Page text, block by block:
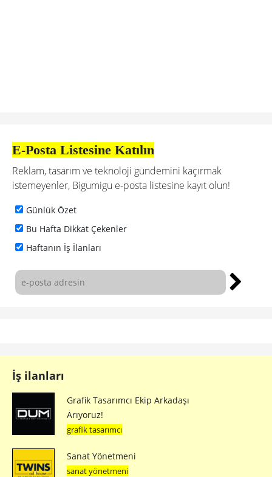
E-Posta Listesine Katılın
Reklam, tasarım ve teknoloji gündemini kaçırmak
istemeyenler, Bigumigu e-posta listesine kayıt olun!
Günlük Özet
Bu Hafta Dikkat Çekenler
Haftanın İş İlanları
İş ilanları
Grafik Tasarımcı Ekip Arkadaşı
Arıyoruz!
grafik tasarımcı
Sanat Yönetmeni
sanat yönetmeni